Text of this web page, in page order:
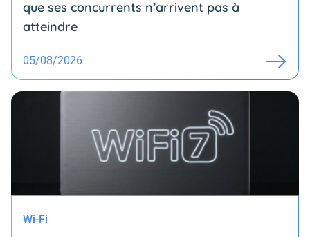
que ses concurrents n’arrivent pas à
atteindre
05/08/2026
Wi-Fi